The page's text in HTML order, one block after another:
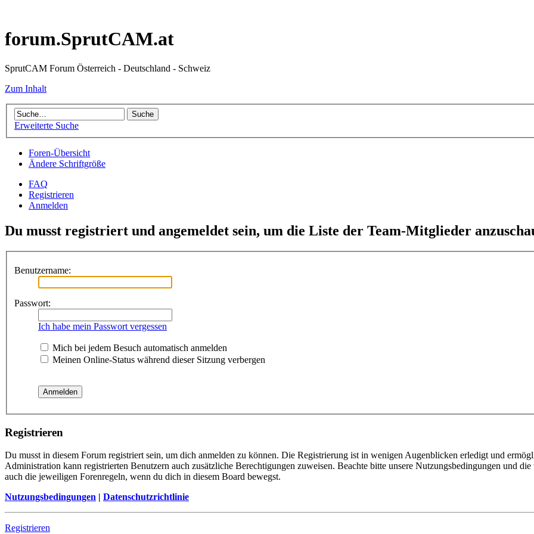
forum.SprutCAM.at
SprutCAM Forum Österreich - Deutschland - Schweiz
Zum Inhalt
Erweiterte Suche
Foren-Übersicht
Ändere Schriftgröße
FAQ
Registrieren
Anmelden
Du musst registriert und angemeldet sein, um die Liste der Team-Mitglieder
Benutzername:
Passwort:
Ich habe mein Passwort vergessen
Mich bei jedem Besuch automatisch anmelden
Meinen Online-Status während dieser Sitzung verbergen
Registrieren
Du musst in diesem Forum registriert sein, um dich anmelden zu können. Die Registrierung ist in wenigen Augenblicken erledigt und
Administration kann registrierten Benutzern auch zusätzliche Berechtigungen zuweisen. Beachte bitte unsere Nutzungsbedingungen und
auch die jeweiligen Forenregeln, wenn du dich in diesem Board bewegst.
Nutzungsbedingungen | Datenschutzrichtlinie
Registrieren